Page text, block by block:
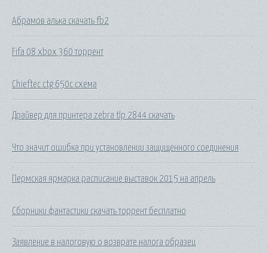
Абрамов алька скачать fb2
Fifa 08 xbox 360 торрент
Chieftec ctg 650c схема
Драйвер для принтера zebra tlp 2844 скачать
Что значит ошибка при установлении защищенного соединения
Пермская ярмарка расписание выставок 2015 на апрель
Сборники фантастики скачать торрент бесплатно
Заявление в налоговую о возврате налога образец